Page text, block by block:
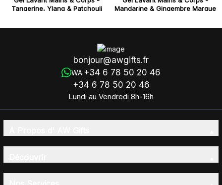
Tangerine, Ylang & Patchouli
Mandarine & Gingembre Marque
bonjour@awgifts.fr
WA:+34 6 78 50 20 46
+34 6 78 50 20 46
Lundi au Vendredi 8h-16h